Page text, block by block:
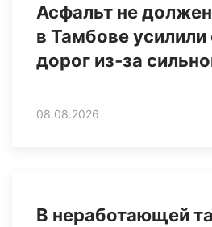
Асфальт не
в Тамбове
дорог из‑за
08.08.2026
В неработающей